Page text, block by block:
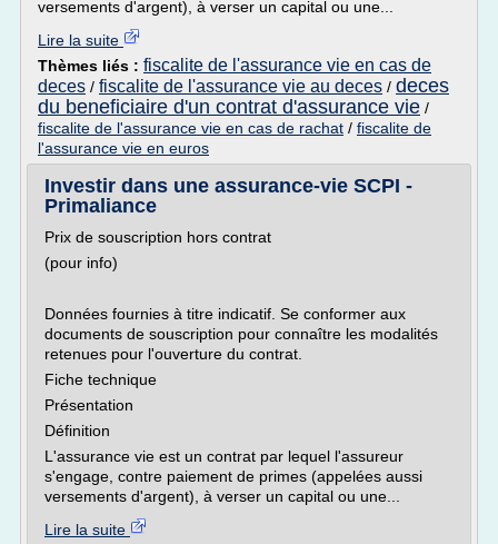
versements d'argent), à verser un capital ou une...
Lire la suite
Thèmes liés : fiscalite de l'assurance vie en cas de
deces / fiscalite de l'assurance vie au deces / deces
du beneficiaire d'un contrat d'assurance vie /
fiscalite de l'assurance vie en cas de rachat / fiscalite de
l'assurance vie en euros
Investir dans une assurance-vie SCPI -
Primaliance
Prix de souscription hors contrat
(pour info)
Données fournies à titre indicatif. Se conformer aux
documents de souscription pour connaître les modalités
retenues pour l'ouverture du contrat.
Fiche technique
Présentation
Définition
L'assurance vie est un contrat par lequel l'assureur
s'engage, contre paiement de primes (appelées aussi
versements d'argent), à verser un capital ou une...
Lire la suite